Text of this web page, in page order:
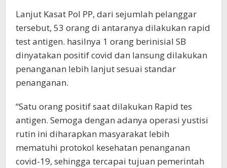
Lanjut Kasat Pol PP, dari sejumlah pelanggar
tersebut, 53 orang di antaranya dilakukan rapid
test antigen. hasilnya 1 orang berinisial SB
dinyatakan positif covid dan lansung dilakukan
penanganan lebih lanjut sesuai standar
penanganan.
“Satu orang positif saat dilakukan Rapid tes
antigen. Semoga dengan adanya operasi yustisi
rutin ini diharapkan masyarakat lebih
mematuhi protokol kesehatan penanganan
covid-19, sehingga tercapai tujuan pemerintah